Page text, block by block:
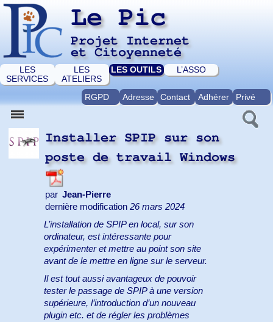
Le Pic
Projet Internet
et Citoyenneté
LES
SERVICES
LES
ATELIERS
LES OUTILS L’ASSO
RGPD Adresse Contact Adhérer Privé
Installer SPIP sur son
poste de travail Windows
par Jean-Pierre
dernière modification 26 mars 2024
L’installation de SPIP en local, sur son
ordinateur, est intéressante pour
expérimenter et mettre au point son site
avant de le mettre en ligne sur le serveur.
Il est tout aussi avantageux de pouvoir
tester le passage de SPIP à une version
supérieure, l’introduction d’un nouveau
plugin etc. et de régler les problèmes